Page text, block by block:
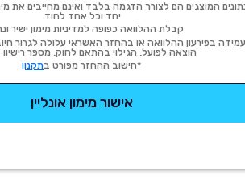
המוצגים הם לצורך הדגמה בלבד ואינם מחייבים את
יחד וכל אחד לחוד.
קבלת ההלוואה כפופה למדיניות מימון ישיר
בפירעון ההלוואה או בהחזר האשראי עלולה לגרור חיוב
הוצאה לפועל. הגילוי בהתאם לחוק. מספר רישיון 54414.
*חישוב ההחזר מפורט בתקנון
אישור מימון אונליין